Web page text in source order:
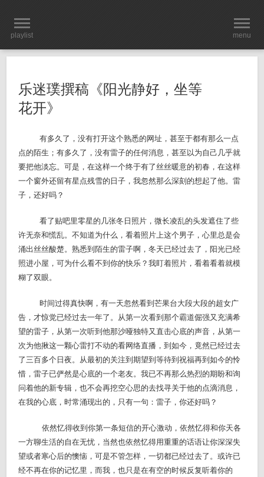
playlist menu
乐迷璞撰稿《阳光静好，坐等
花开》
有多久了，没有打开这个熟悉的网址，甚至于都有那么一点
点的陌生；有多久了，没有雷子的任何消息，甚至以为自己几乎就
要把他淡忘。可是，在这样一个终于有了丝丝暖意的初春，在这样
一个窗外还留有星点残雪的日子，我忽然那么深刻的想起了他。雷
子，还好吗？
看了贴吧里零星的几张冬日照片，微长凌乱的头发遮住了些
许无奈和慌乱。不知道为什么，看着照片上这个男子，心里总是会
涌出丝丝酸楚。熟悉到陌生的雷子啊，冬天已经过去了，阳光已经
照进小屋，可为什么看不到你的快乐？我盯着照片，看着看着就模
糊了双眼。
时间过得真快啊，有一天忽然看到芒果台大段大段的超女广
告，才惊觉已经过去一年了。从第一次看到那个霸道倔强又充满希
望的雷子，从第一次听到他那沙哑独特又直击心底的声音，从第一
次为他揪这一颗心雷打不动的看网络直播，到如今，竟然已经过去
了三百多个日夜。从最初的关注到期望到等待到祝福再到如今的怜
惜，雷子已俨然是心底的一个老友。我已不再那么热烈的期盼和询
问着他的新专辑，也不会再挖空心思的去找寻关于他的点滴消息，
在我的心底，时常涌现出的，只有一句：雷子，你还好吗？
依然忆得收到你第一条短信的开心激动，依然忆得和你天各
一方聊生活的自在无忧，当然也依然忆得用重重的话语让你深深失
望或者寒心后的懊恼，可是不管怎样，一切都已经过去了。或许已
经不再在你的记忆里，而我，也只是在有空的时候反复听着你的